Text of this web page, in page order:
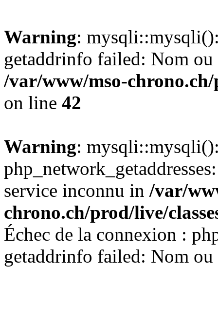
Warning:
getaddrinfo failed: Nom
/var/www/mso-
on line 42
Warning:
service inconnu in /var/
chrono.ch/prod/live/
Échec de la connexion :
getaddrinfo failed: Nom